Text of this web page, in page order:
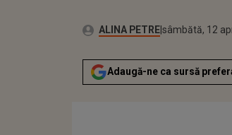
Autor:ALINA PETREPublicat:
sâmbătă, 12
Adaugă-ne ca sursă